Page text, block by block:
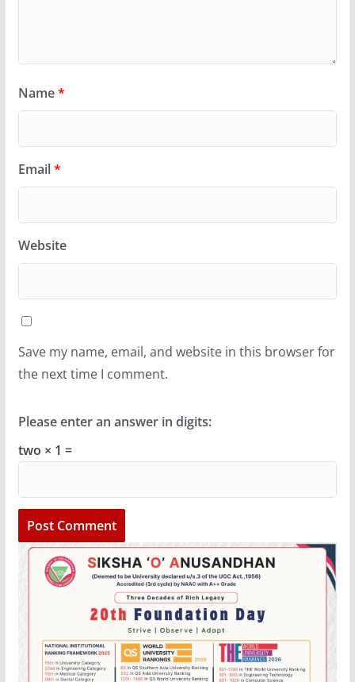
Name*
Email*
Website
Save my name, email, and website in this browser for
the next time I comment.
Please enter an answer in digits:
two × 1 =